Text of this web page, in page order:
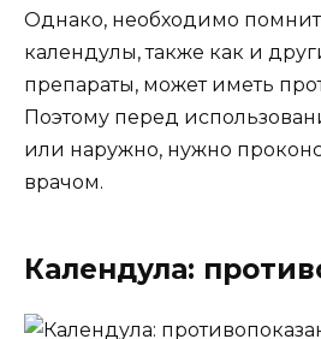
Однако, необходимо
календулы, также как и
препараты, может иметь
Поэтому перед
или наружно, нужно
врачом.
Календула: